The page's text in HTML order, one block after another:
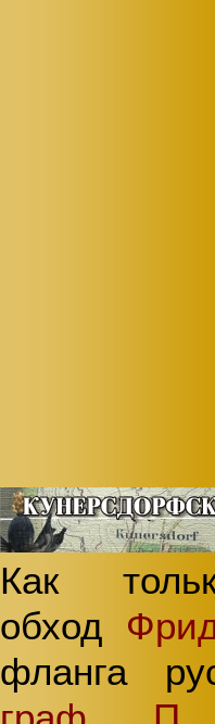
Как
обход
фланга